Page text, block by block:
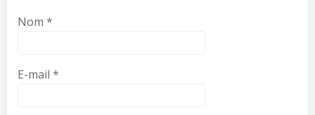
Nom *
E-mail *